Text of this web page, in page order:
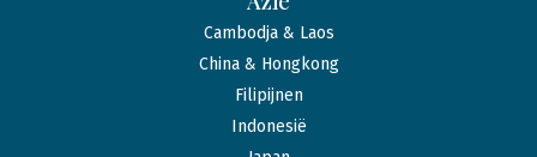
Cambodja & Laos
China & Hongkong
Filipijnen
Indonesië